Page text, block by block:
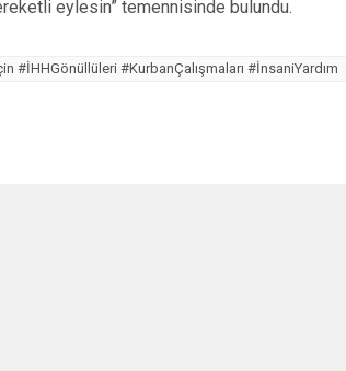
eylesin” temennisinde bulundu.
#İHHGönüllüleri #KurbanÇalışmaları #İnsaniYardım